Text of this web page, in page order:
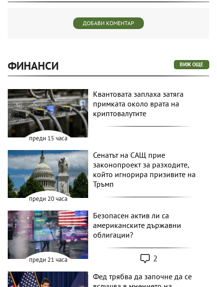
ДОБАВИ КОМЕНТАР
ФИНАНСИ ВИЖ ОЩЕ
преди 15 часа
Квантовата заплаха затяга
примката около врата на
криптовалутите
преди 20 часа
Сенатът на САЩ прие
законопроект за разходите,
който игнорира призивите на
Тръмп
преди 21 часа
Безопасен актив ли са
американските държавни
облигации?
2
Фед трябва да започне да се